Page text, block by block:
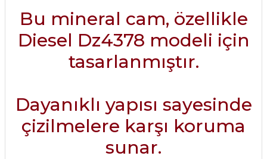
Bu mineral cam, özellikle
Diesel Dz4378 modeli için
tasarlanmıştır.
Dayanıklı yapısı sayesinde
çizilmelere karşı koruma
sunar.